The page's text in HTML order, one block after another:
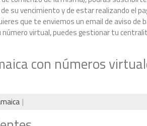
su vencimiento y de estar realizando el
que te enviemos un email de aviso de
número virtual, puedes gestionar tu
con números